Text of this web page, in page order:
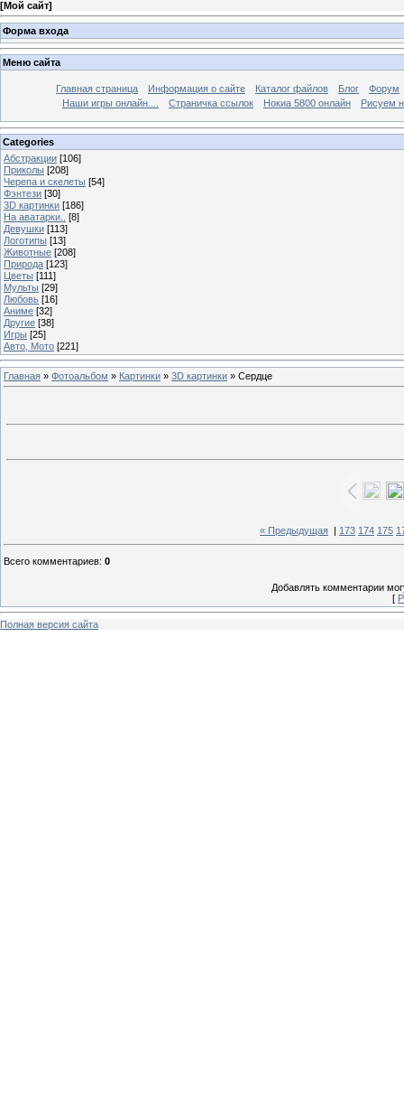
[Мой сайт]
Форма входа
Меню сайта
Главная страница Информация о сайте Каталог файлов Блог
Форум
Наши игры онлайн....
Страничка ссылок Нокиа 5800 онлайн Рисуем
Categories
Абстракции [106]
Приколы [208]
Черепа и скелеты [54]
Фэнтези [30]
3D картинки [186]
На аватарки..
[8]
Девушки [113]
Логотипы [13]
Животные [208]
Природа [123]
Цветы [111]
Мульты [29]
Любовь [16]
Аниме [32]
Другие [38]
Игры [25]
Авто, Мото [221]
Главная » Фотоальбом » Картинки » 3D картинки » Сердце
« Предыдущая 173 174 175
Всего комментариев: 0
Добавлять комментарии
[
Полная версия сайта